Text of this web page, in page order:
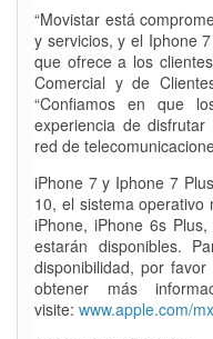
“Movistar está
y servicios, y el Iphone
que ofrece a los
Comercial y de
“Confiamos en que
experiencia de
red de
iPhone 7 y Iphone 7
10, el sistema
iPhone, iPhone 6s
estarán disponibles.
disponibilidad, por favor
obtener más
visite: www.apple.com/